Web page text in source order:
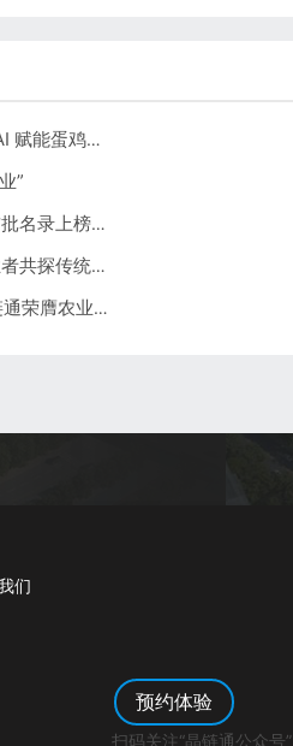
首批入选！晶链通荣列厦门智慧农业供给清单，AI 赋能蛋鸡养殖引领产业数智化转型
”
【福建数据企业新势力】晶链通 AI 赋能农业！首批名录上榜，数字化养殖颠覆传统产业！
晶链通携 AI 技术赴邯郸蛋鸡产业交流会：与从业者共探传统经验数字化升级「密钥」
【重磅】AI+蛋鸡养殖模式获国家级认可！！晶链通荣膺农业农村部“2024智慧农业建设典型案例”
们
预约体验
扫码关注“晶链通公众号”